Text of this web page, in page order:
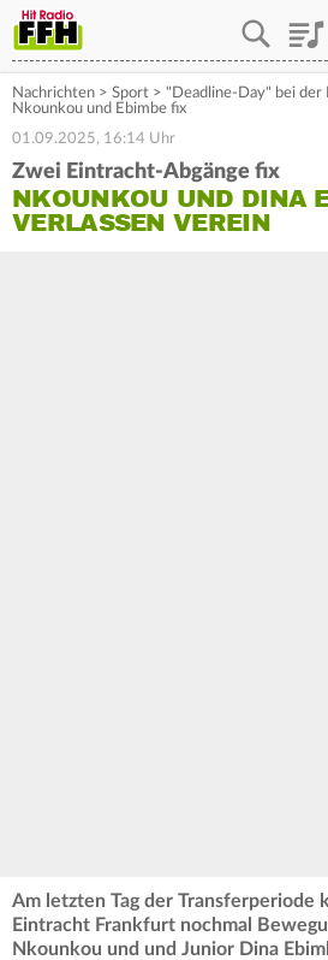
Nachrichten > Sport > "Deadline-Day" bei der
Nkounkou und Ebimbe fix
01.09.2025, 16:14 Uhr
Zwei Eintracht-Abgänge fix
NKOUNKOU UND DINA
VERLASSEN VEREIN
Am letzten Tag der Transferperiode
Eintracht Frankfurt nochmal
Nkounkou und und Junior Dina